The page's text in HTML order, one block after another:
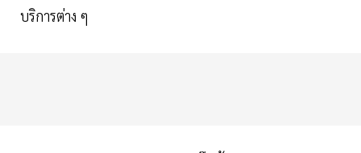
บริการต่าง ๆ